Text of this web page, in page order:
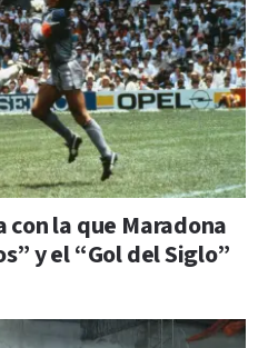
la que Maradona
y el “Gol del Siglo”